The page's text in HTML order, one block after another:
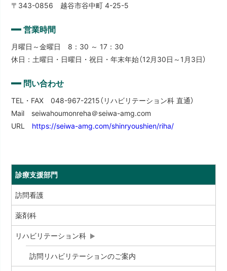
〒343-0856 越谷市谷中町 4-25-5
営業時間
月曜日～金曜日 8：30 ～ 17：30
休日：土曜日・日曜日・祝日・年末年始（12月30日～1月3日）
問い合わせ
TEL・FAX 048-967-2215（リハビリテーション科 直通）
Mail seiwahoumonreha＠seiwa-amg.com
URL https://seiwa-amg.com/shinryoushien/riha/
診療支援部門
訪問看護
薬剤科
リハビリテーション科
訪問リハビリテーションのご案内